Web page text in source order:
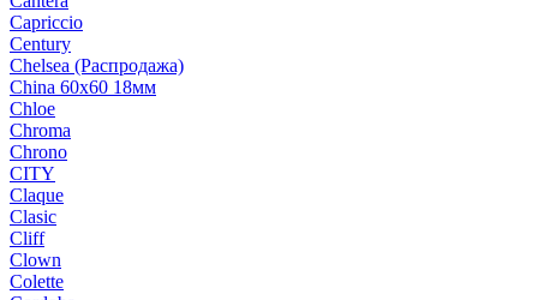
Capriccio
Century
Chelsea (Распродажа)
China 60х60 18мм
Chloe
Chroma
Chrono
CITY
Claque
Clasic
Cliff
Clown
Colette